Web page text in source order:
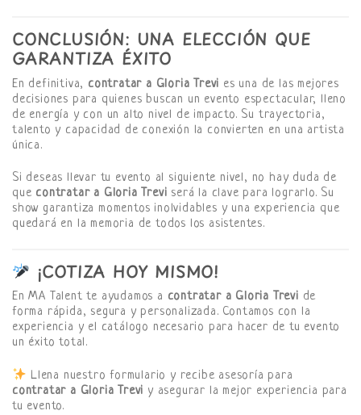
CONCLUSIÓN: UNA ELECCIÓN QUE
GARANTIZA ÉXITO
En definitiva, contratar a Gloria Trevi es una de las mejores
decisiones para quienes buscan un evento espectacular, lleno
de energía y con un alto nivel de impacto. Su trayectoria,
talento y capacidad de conexión la convierten en una artista
única.
Si deseas llevar tu evento al siguiente nivel, no hay duda de
que contratar a Gloria Trevi será la clave para lograrlo. Su
show garantiza momentos inolvidables y una experiencia que
quedará en la memoria de todos los asistentes.
¡COTIZA HOY MISMO!
En MA Talent te ayudamos a contratar a Gloria Trevi de
forma rápida, segura y personalizada. Contamos con la
experiencia y el catálogo necesario para hacer de tu evento
un éxito total.
Llena nuestro formulario y recibe asesoría para
contratar a Gloria Trevi y asegurar la mejor experiencia para
tu evento.